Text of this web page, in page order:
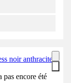
noir anthracite
pas encore été